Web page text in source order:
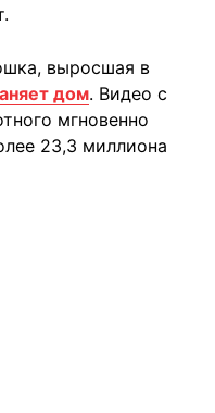
выросшая в
дом. Видео c
мгновенно
23,3 миллиона